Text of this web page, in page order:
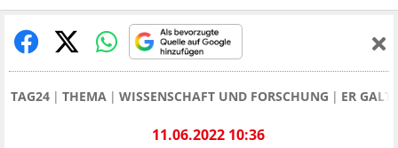
TAG24 THEMA WISSENSCHAFT UND FORSCHUNG ER GALT
11.06.2022 10:36